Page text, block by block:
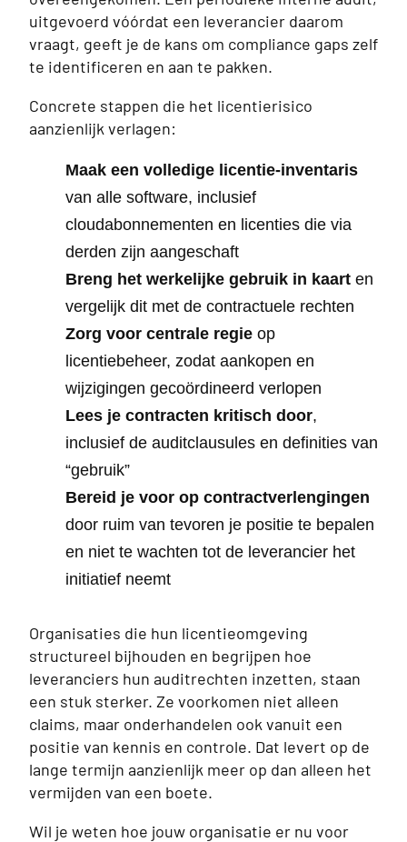
uitgevoerd vóórdat een leverancier daarom
vraagt, geeft je de kans om compliance gaps zelf
te identificeren en aan te pakken.
Concrete stappen die het licentierisico
aanzienlijk verlagen:
Maak een volledige licentie-inventaris
van alle software, inclusief
cloudabonnementen en licenties die via
derden zijn aangeschaft
Breng het werkelijke gebruik in kaart en
vergelijk dit met de contractuele rechten
Zorg voor centrale regie op
licentiebeheer, zodat aankopen en
wijzigingen gecoördineerd verlopen
Lees je contracten kritisch door,
inclusief de auditclausules en definities van
“gebruik”
Bereid je voor op contractverlengingen
door ruim van tevoren je positie te bepalen
en niet te wachten tot de leverancier het
initiatief neemt
Organisaties die hun licentieomgeving
structureel bijhouden en begrijpen hoe
leveranciers hun auditrechten inzetten, staan
een stuk sterker. Ze voorkomen niet alleen
claims, maar onderhandelen ook vanuit een
positie van kennis en controle. Dat levert op de
lange termijn aanzienlijk meer op dan alleen het
vermijden van een boete.
Wil je weten hoe jouw organisatie er nu voor